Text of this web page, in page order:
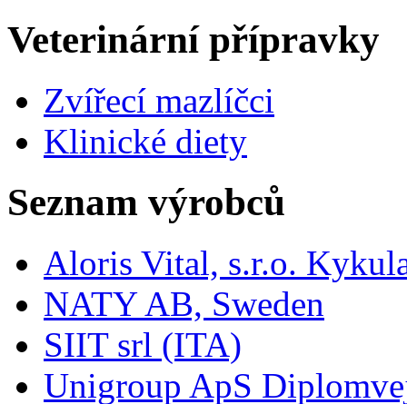
Veterinární přípravky
Zvířecí mazlíčci
Klinické diety
Seznam výrobců
Aloris Vital, s.r.o.
NATY AB, Sweden
SIIT srl (ITA)
Unigroup ApS